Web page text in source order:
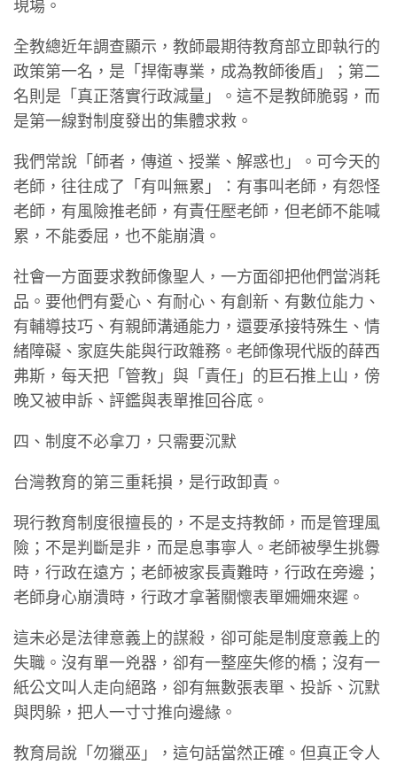
現場。
全教總近年調查顯示，教師最期待教育部立即執行的
政策第一名，是「捍衛專業，成為教師後盾」；第二
名則是「真正落實行政減量」。這不是教師脆弱，而
是第一線對制度發出的集體求救。
我們常說「師者，傳道、授業、解惑也」。可今天的
老師，往往成了「有叫無累」：有事叫老師，有怨怪
老師，有風險推老師，有責任壓老師，但老師不能喊
累，不能委屈，也不能崩潰。
社會一方面要求教師像聖人，一方面卻把他們當消耗
品。要他們有愛心、有耐心、有創新、有數位能力、
有輔導技巧、有親師溝通能力，還要承接特殊生、情
緒障礙、家庭失能與行政雜務。老師像現代版的薛西
弗斯，每天把「管教」與「責任」的巨石推上山，傍
晚又被申訴、評鑑與表單推回谷底。
四、制度不必拿刀，只需要沉默
台灣教育的第三重耗損，是行政卸責。
現行教育制度很擅長的，不是支持教師，而是管理風
險；不是判斷是非，而是息事寧人。老師被學生挑釁
時，行政在遠方；老師被家長責難時，行政在旁邊；
老師身心崩潰時，行政才拿著關懷表單姍姍來遲。
這未必是法律意義上的謀殺，卻可能是制度意義上的
失職。沒有單一兇器，卻有一整座失修的橋；沒有一
紙公文叫人走向絕路，卻有無數張表單、投訴、沉默
與閃躲，把人一寸寸推向邊緣。
教育局說「勿獵巫」，這句話當然正確。但真正令人